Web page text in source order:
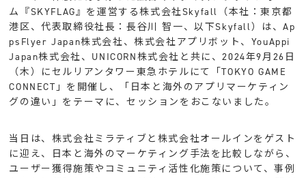
ム『SKYFLAG』を運営する株式会社Skyfall（本社：東京都
港区、代表取締役社長：長谷川 智一、以下Skyfall）は、Ap
psFlyer Japan株式会社、株式会社アプリボット、YouAppi
Japan株式会社、UNICORN株式会社と共に、2024年9月26日
（木）にセルリアンタワー東急ホテルにて「TOKYO GAME
CONNECT」を開催し、「日本と海外のアプリマーケティン
グの違い」をテーマに、セッションをおこないました。
当日は、株式会社ミラティブと株式会社オールインをゲスト
に迎え、日本と海外のマーケティング手法を比較しながら、
ユーザー獲得施策やコミュニティ活性化施策について、事例